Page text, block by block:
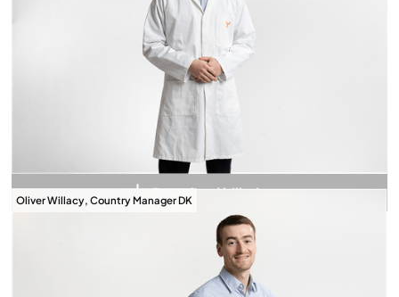
Download billede
Oliver Willacy, Country Manager DK